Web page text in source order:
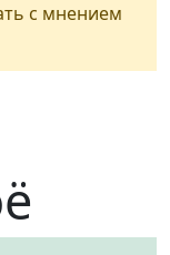
с мнением